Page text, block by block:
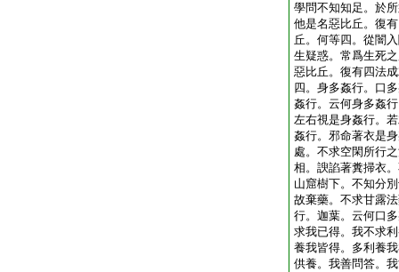
學問不知知足。於
他是名惡比丘。復
丘。何等四。從闇
生疑惑。常爲生死
惡比丘。復有四法
四。身多姦行。口
姦行。云何身多姦
左右視是身姦行。
姦行。邪命著衣是
處。不求空閑所行
相。諛諂著糞掃衣
山窟樹下。不知分
故棄藥。不求甘露
行。迦葉。云何口
求我已得。我不求
養我皆得。多利養
供養。我善問答。